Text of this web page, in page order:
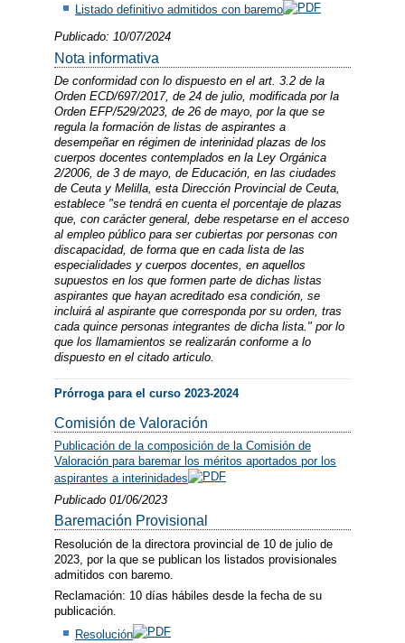
Listado definitivo admitidos con baremo
Publicado: 10/07/2024
Nota informativa
De conformidad con lo dispuesto en el art. 3.2 de la
Orden ECD/697/2017, de 24 de julio, modificada por la
Orden EFP/529/2023, de 26 de mayo, por la que se
regula la formación de listas de aspirantes a
desempeñar en régimen de interinidad plazas de los
cuerpos docentes contemplados en la Ley Orgánica
2/2006, de 3 de mayo, de Educación, en las ciudades
de Ceuta y Melilla, esta Dirección Provincial de Ceuta,
establece "se tendrá en cuenta el porcentaje de plazas
que, con carácter general, debe respetarse en el acceso
al empleo público para ser cubiertas por personas con
discapacidad, de forma que en cada lista de las
especialidades y cuerpos docentes, en aquellos
supuestos en los que formen parte de dichas listas
aspirantes que hayan acreditado esa condición, se
incluirá al aspirante que corresponda por su orden, tras
cada quince personas integrantes de dicha lista." por lo
que los llamamientos se realizarán conforme a lo
dispuesto en el citado articulo.
Prórroga para el curso 2023-2024
Comisión de Valoración
Publicación de la composición de la Comisión de
Valoración para baremar los méritos aportados por los
aspirantes a interinidades
Publicado 01/06/2023
Baremación Provisional
Resolución de la directora provincial de 10 de julio de
2023, por la que se publican los listados provisionales
admitidos con baremo.
Reclamación: 10 días hábiles desde la fecha de su
publicación.
Resolución